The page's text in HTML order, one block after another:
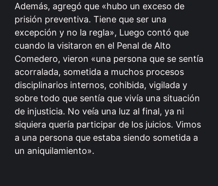
Además, agregó que «hubo un exceso de
prisión preventiva. Tiene que ser una
excepción y no la regla», Luego contó que
cuando la visitaron en el Penal de Alto
Comedero, vieron «una persona que se sentía
acorralada, sometida a muchos procesos
disciplinarios internos, cohibida, vigilada y
sobre todo que sentía que vivía una situación
de injusticia. No veía una luz al final, ya ni
siquiera quería participar de los juicios. Vimos
a una persona que estaba siendo sometida a
un aniquilamiento».